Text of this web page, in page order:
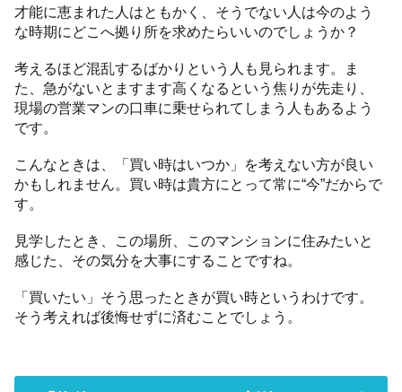
才能に恵まれた人はともかく、そうでない人は今のよう
な時期にどこへ拠り所を求めたらいいのでしょうか？
考えるほど混乱するばかりという人も見られます。ま
た、急がないとますます高くなるという焦りが先走り、
現場の営業マンの口車に乗せられてしまう人もあるよう
です。
こんなときは、「買い時はいつか」を考えない方が良い
かもしれません。買い時は貴方にとって常に“今”だからで
す。
見学したとき、この場所、このマンションに住みたいと
感じた、その気分を大事にすることですね。
「買いたい」そう思ったときが買い時というわけです。
そう考えれば後悔せずに済むことでしょう。